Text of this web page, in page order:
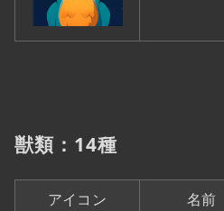
獣類：14種
アイコン 名前